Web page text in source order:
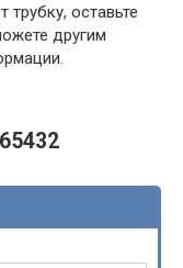
оставьте
другим